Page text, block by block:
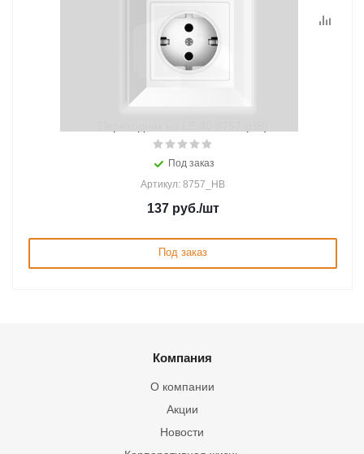
Под заказ
Артикул: 8757_HB
137руб./шт
Под заказ
Компания
О компании
Акции
Новости